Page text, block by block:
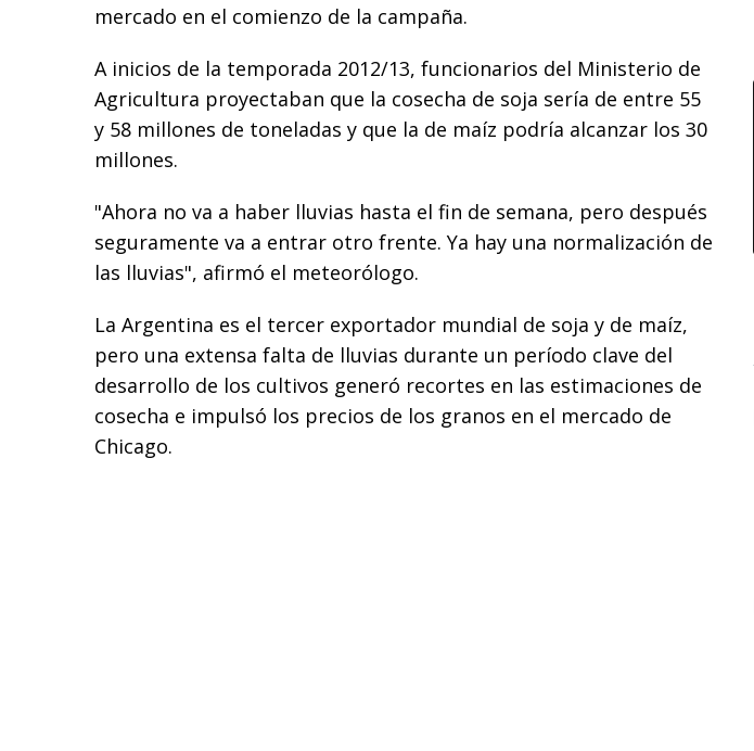
mercado en el comienzo de la campaña.
A inicios de la temporada 2012/13, funcionarios del Ministerio de
Agricultura proyectaban que la cosecha de soja sería de entre 55
y 58 millones de toneladas y que la de maíz podría alcanzar los 30
millones.
"Ahora no va a haber lluvias hasta el fin de semana, pero después
seguramente va a entrar otro frente. Ya hay una normalización de
las lluvias", afirmó el meteorólogo.
La Argentina es el tercer exportador mundial de soja y de maíz,
pero una extensa falta de lluvias durante un período clave del
desarrollo de los cultivos generó recortes en las estimaciones de
cosecha e impulsó los precios de los granos en el mercado de
Chicago.